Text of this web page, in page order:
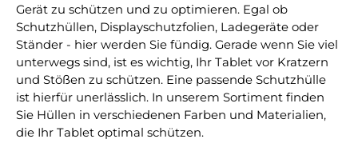
Gerät zu schützen und zu optimieren. Egal ob
Schutzhüllen, Displayschutzfolien, Ladegeräte oder
Ständer - hier werden Sie fündig. Gerade wenn Sie viel
unterwegs sind, ist es wichtig, Ihr Tablet vor Kratzern
und Stößen zu schützen. Eine passende Schutzhülle
ist hierfür unerlässlich. In unserem Sortiment finden
Sie Hüllen in verschiedenen Farben und Materialien,
die Ihr Tablet optimal schützen.